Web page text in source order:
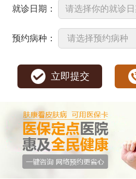
就诊日期：
预约病种：
立即提交